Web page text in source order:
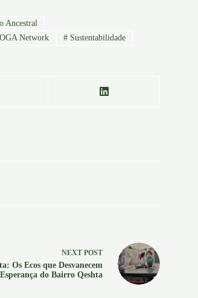
Ancestral
OGA Network # Sustentabilidade
NEXT POST
Os Ecos que Desvanecem
do Bairro Qeshta